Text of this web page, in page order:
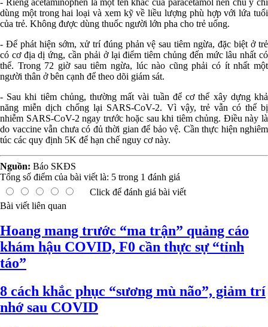
dùng một trong hai loại và xem kỹ về liều lượng phù hợp với lứa tuổi
của trẻ. Không được dùng thuốc người lớn pha cho trẻ uống.
- Để phát hiện sớm, xử trí đúng phản vệ sau tiêm ngừa, đặc biệt ở trẻ
có cơ địa dị ứng, cần phải ở lại điểm tiêm chủng đến mức lâu nhất có
thể. Trong 72 giờ sau tiêm ngừa, lúc nào cũng phải có ít nhất một
người thân ở bên cạnh để theo dõi giám sát.
- Sau khi tiêm chủng, thường mất vài tuần để cơ thể xây dựng khả
năng miễn dịch chống lại SARS-CoV-2. Vì vậy, trẻ vẫn có thể bị
nhiễm SARS-CoV-2 ngay trước hoặc sau khi tiêm chủng. Điều này là
do vaccine vẫn chưa có đủ thời gian để bảo vệ. Cần thực hiện nghiêm
túc các quy định 5K để hạn chế nguy cơ này.
Nguồn: Báo SKĐS
Tổng số điểm của bài viết là: 5 trong 1 đánh giá
Click để đánh giá bài viết
Bài viết liên quan
Hoang mang trước “ma trận” quảng cáo
khám hậu COVID, F0 cần thực sự “tỉnh
táo”
8 cách khắc phục “sương mù não”, giảm trí
nhớ sau COVID